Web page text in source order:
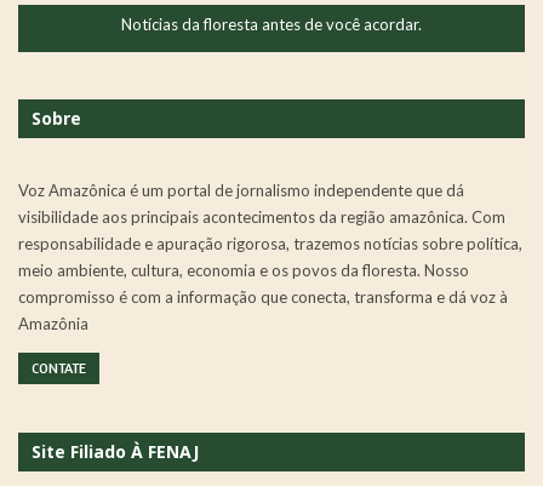
Notícias da floresta antes de você acordar.
Sobre
Voz Amazônica é um portal de jornalismo independente que dá
visibilidade aos principais acontecimentos da região amazônica. Com
responsabilidade e apuração rigorosa, trazemos notícias sobre política,
meio ambiente, cultura, economia e os povos da floresta. Nosso
compromisso é com a informação que conecta, transforma e dá voz à
Amazônia
CONTATE
Site Filiado À FENAJ